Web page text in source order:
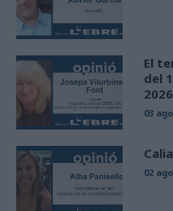
El
del
2026
03
02